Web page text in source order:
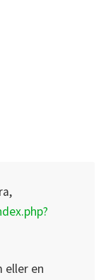
eller en